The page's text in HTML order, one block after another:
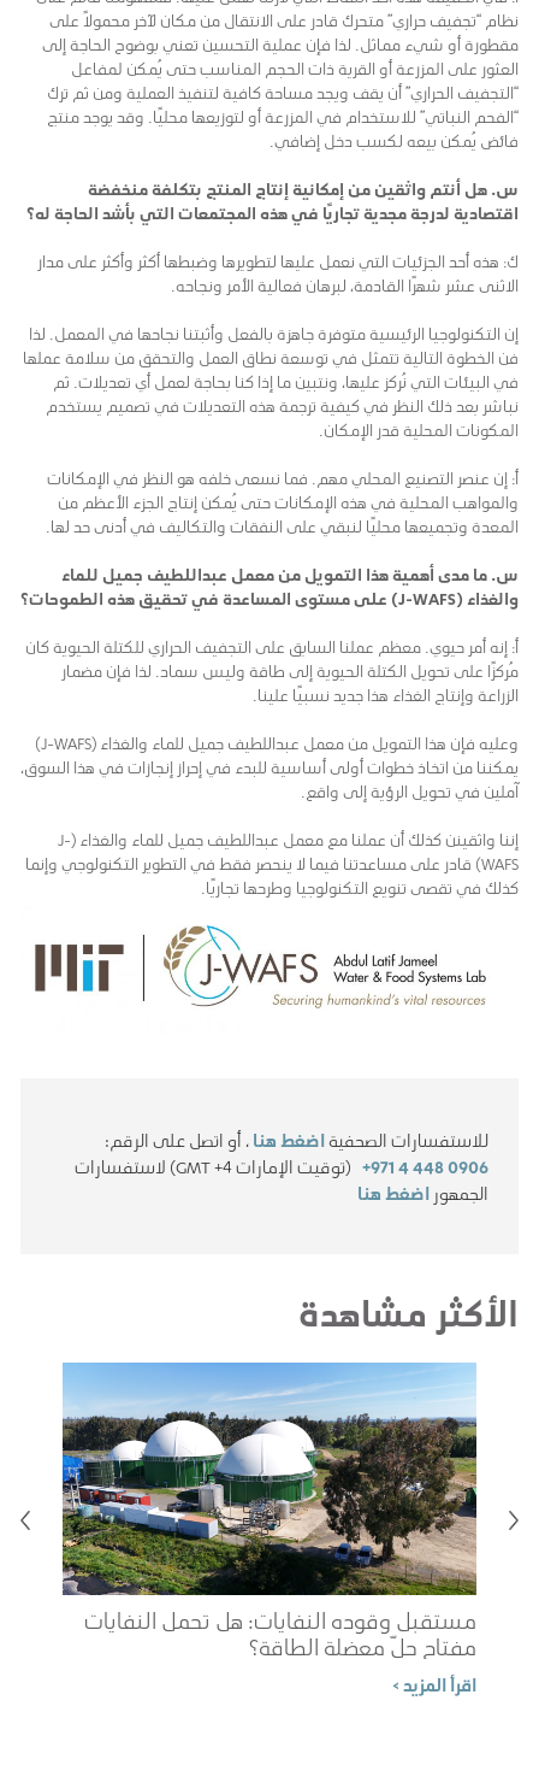
نظام “تجفيف حراري” متحرك قادر على الانتقال من مكان لآخر محمولاً على
مقطورة أو شيء مماثل. لذا فإن عملية التحسين تعني بوضوح الحاجة إلى
العثور على المزرعة أو القرية ذات الحجم المناسب حتى يُمكن لمفاعل
“التجفيف الحراري” أن يقف ويجد مساحة كافية لتنفيذ العملية ومن ثم ترك
“الفحم النباتي” للاستخدام في المزرعة أو لتوزيعها محليًا. وقد يوجد منتج
فائض يُمكن بيعه لكسب دخل إضافي.
س. هل أنتم واثقين من إمكانية إنتاج المنتج بتكلفة منخفضة
اقتصادية لدرجة مجدية تجاريًا في هذه المجتمعات التي بأشد الحاجة له؟
ك: هذه أحد الجزئيات التي نعمل عليها لتطويرها وضبطها أكثر وأكثر على مدار
الاثنى عشر شهرًا القادمة، لبرهان فعالية الأمر ونجاحه.
إن التكنولوجيا الرئيسية متوفرة جاهزة بالفعل وأثبتنا نجاحها في المعمل. لذا
فن الخطوة التالية تتمثل في توسعة نطاق العمل والتحقق من سلامة عملها
في البيئات التي نُركز عليها، ونتبين ما إذا كنا بحاجة لعمل أي تعديلات. ثم
نباشر بعد ذلك النظر في كيفية ترجمة هذه التعديلات في تصميم يستخدم
المكونات المحلية قدر الإمكان.
أ: إن عنصر التصنيع المحلي مهم. فما نسعى خلفه هو النظر في الإمكانات
والمواهب المحلية في هذه الإمكانات حتى يُمكن إنتاج الجزء الأعظم من
المعدة وتجميعها محليًا لنبقي على النفقات والتكاليف في أدنى حد لها.
س. ما مدى أهمية هذا التمويل من معمل عبداللطيف جميل للماء
والغذاء (J-WAFS) على مستوى المساعدة في تحقيق هذه الطموحات؟
أ: إنه أمر حيوي. معظم عملنا السابق على التجفيف الحراري للكتلة الحيوية كان
مُركزًا على تحويل الكتلة الحيوية إلى طاقة وليس سماد. لذا فإن مضمار
الزراعة وإنتاج الغذاء هذا جديد نسبيًا علينا.
وعليه فإن هذا التمويل من معمل عبداللطيف جميل للماء والغذاء (J-WAFS)
يمكننا من اتخاذ خطوات أولى أساسية للبدء في إحراز إنجازات في هذا السوق،
آملين في تحويل الرؤية إلى واقع.
إننا واثقينن كذلك أن عملنا مع معمل عبداللطيف جميل للماء والغذاء (J-
WAFS) قادر على مساعدتنا فيما لا ينحصر فقط في التطوير التكنولوجي وإنما
كذلك في تقصى تنويع التكنولوجيا وطرحها تجاريًا.
للاستفسارات الصحفيةاضغط هنا، أو اتصل على الرقم:
+971 4 448 0906
(توقيت الإمارات GMT +4) لاستفسارات
الجمهور اضغط هنا
الأكثر مشاهدة
مستقبل وقوده النفايات: هل تحمل النفايات
مفتاح حلّ معضلة الطاقة؟
اقرأ المزيد >